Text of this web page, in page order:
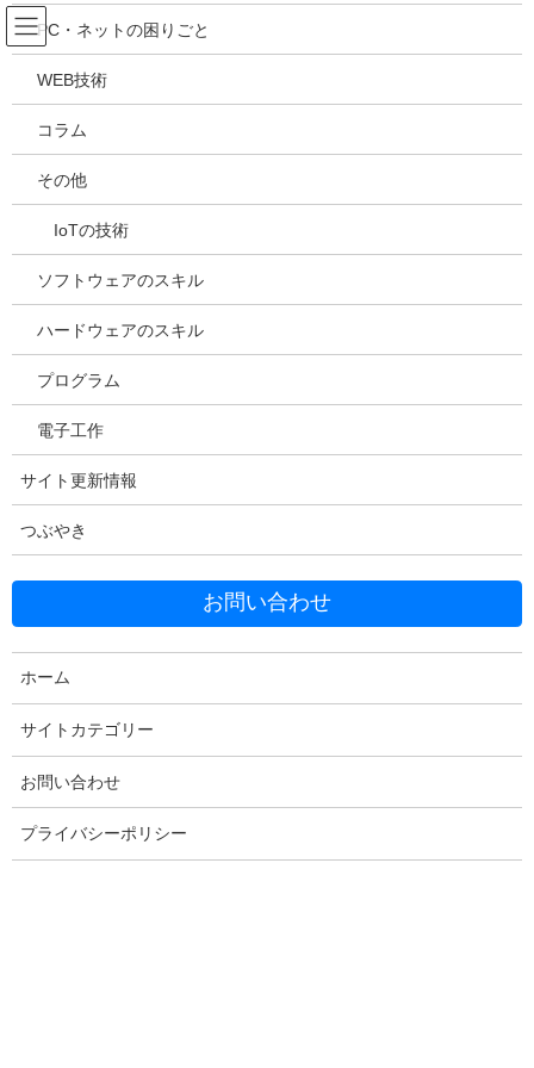
コ
ン
テ
ツ
ス
ッ
ナ
ビ
ゲ
シ
ン
移
吉川万能ＩＴ研究所
メディア
HOME
2021年5月12日
20210512131310
Facebook X Bluesky
Copy
コメントを残す
PC・ネットの困りごと
WEB技術
コラム
その他
IoTの技術
ソフトウェアのスキル
ハードウェアのスキル
プログラム
電子工作
サイト更新情報
つぶやき
お問い合わせ
ホーム
サイトカテゴリー
お問い合わせ
プライバシーポリシー